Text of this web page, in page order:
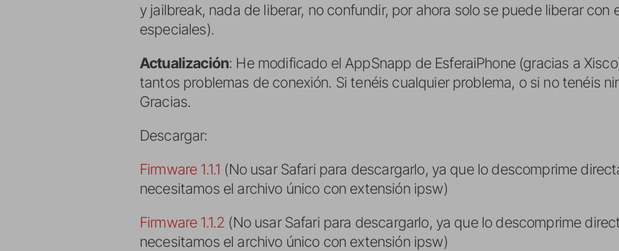
y jailbreak, nada de liberar, no confundir, por ahora solo se puede liberar con
especiales).
Actualización: He modificado el AppSnapp de EsferaiPhone (gracias a
tantos problemas de conexión. Si tenéis cualquier problema, o si no tenéis
Gracias.
Descargar:
Firmware 1.1.1 (No usar Safari para descargarlo, ya que lo descomprime
necesitamos el archivo único con extensión ipsw)
Firmware 1.1.2 (No usar Safari para descargarlo, ya que lo descomprime
necesitamos el archivo único con extensión ipsw)